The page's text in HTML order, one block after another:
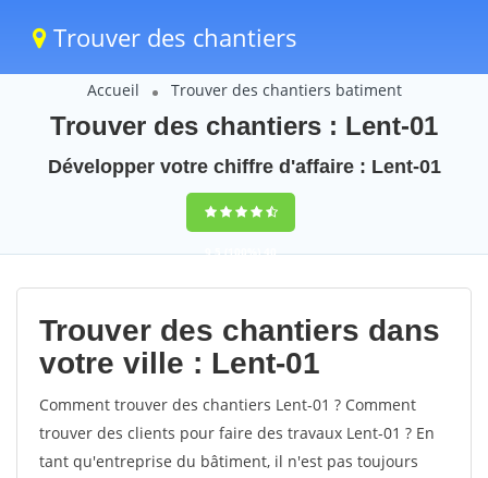
Trouver des chantiers
Accueil Trouver des chantiers batiment
Trouver des chantiers : Lent-01
Développer votre chiffre d'affaire : Lent-01
9,5(100%)40
votes
Trouver des chantiers dans
votre ville : Lent-01
Comment trouver des chantiers Lent-01 ? Comment
trouver des clients pour faire des travaux Lent-01 ? En
tant qu'entreprise du bâtiment, il n'est pas toujours